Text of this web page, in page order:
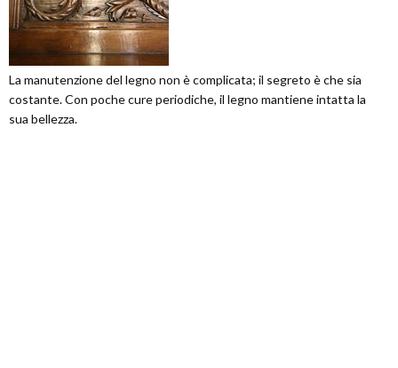
La manutenzione del legno non è complicata; il segreto è che sia
costante. Con poche cure periodiche, il legno mantiene intatta la
sua bellezza.